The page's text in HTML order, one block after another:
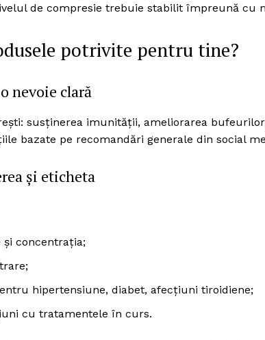
de compresie trebuie stabilit împreună cu
potrivite pentru tine?
nevoie clară
susținerea imunității, ameliorarea
bazate pe recomandări generale din social
și eticheta
concentrația;
hipertensiune, diabet, afecțiuni tiroidiene;
cu tratamentele în curs.